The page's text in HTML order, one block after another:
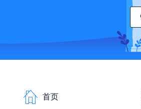
首页